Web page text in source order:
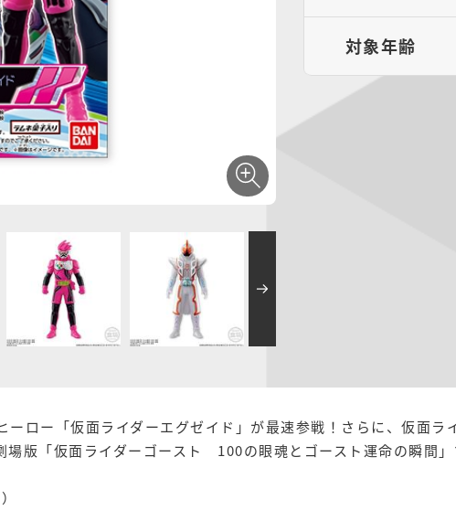
対象年齢
ーロー「仮面ライダーエグゼイド」が最速参戦！さらに、仮面
場版「仮面ライダーゴースト 100の眼魂とゴースト運命の瞬間